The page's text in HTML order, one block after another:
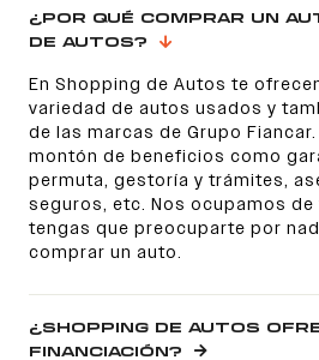
¿POR QUÉ COMPRAR UN
DE AUTOS?
En Shopping de Autos te
variedad de autos usados y
de las marcas de Grupo
montón de beneficios como
permuta, gestoría y trámites,
seguros, etc. Nos ocupamos
tengas que preocuparte por
comprar un auto.
¿SHOPPING DE AUTOS
FINANCIACIÓN?